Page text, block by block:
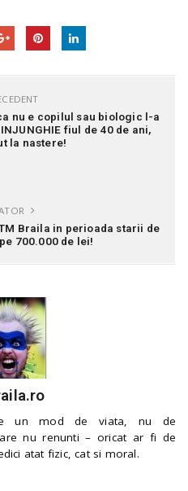
nu e copilul sau biologic l-a
fiul de 40 de ani,
la nastere!
Braila in perioada starii de
700.000 de lei!
un mod de viata, nu de
nu renunti – oricat ar fi de
atat fizic, cat si moral.